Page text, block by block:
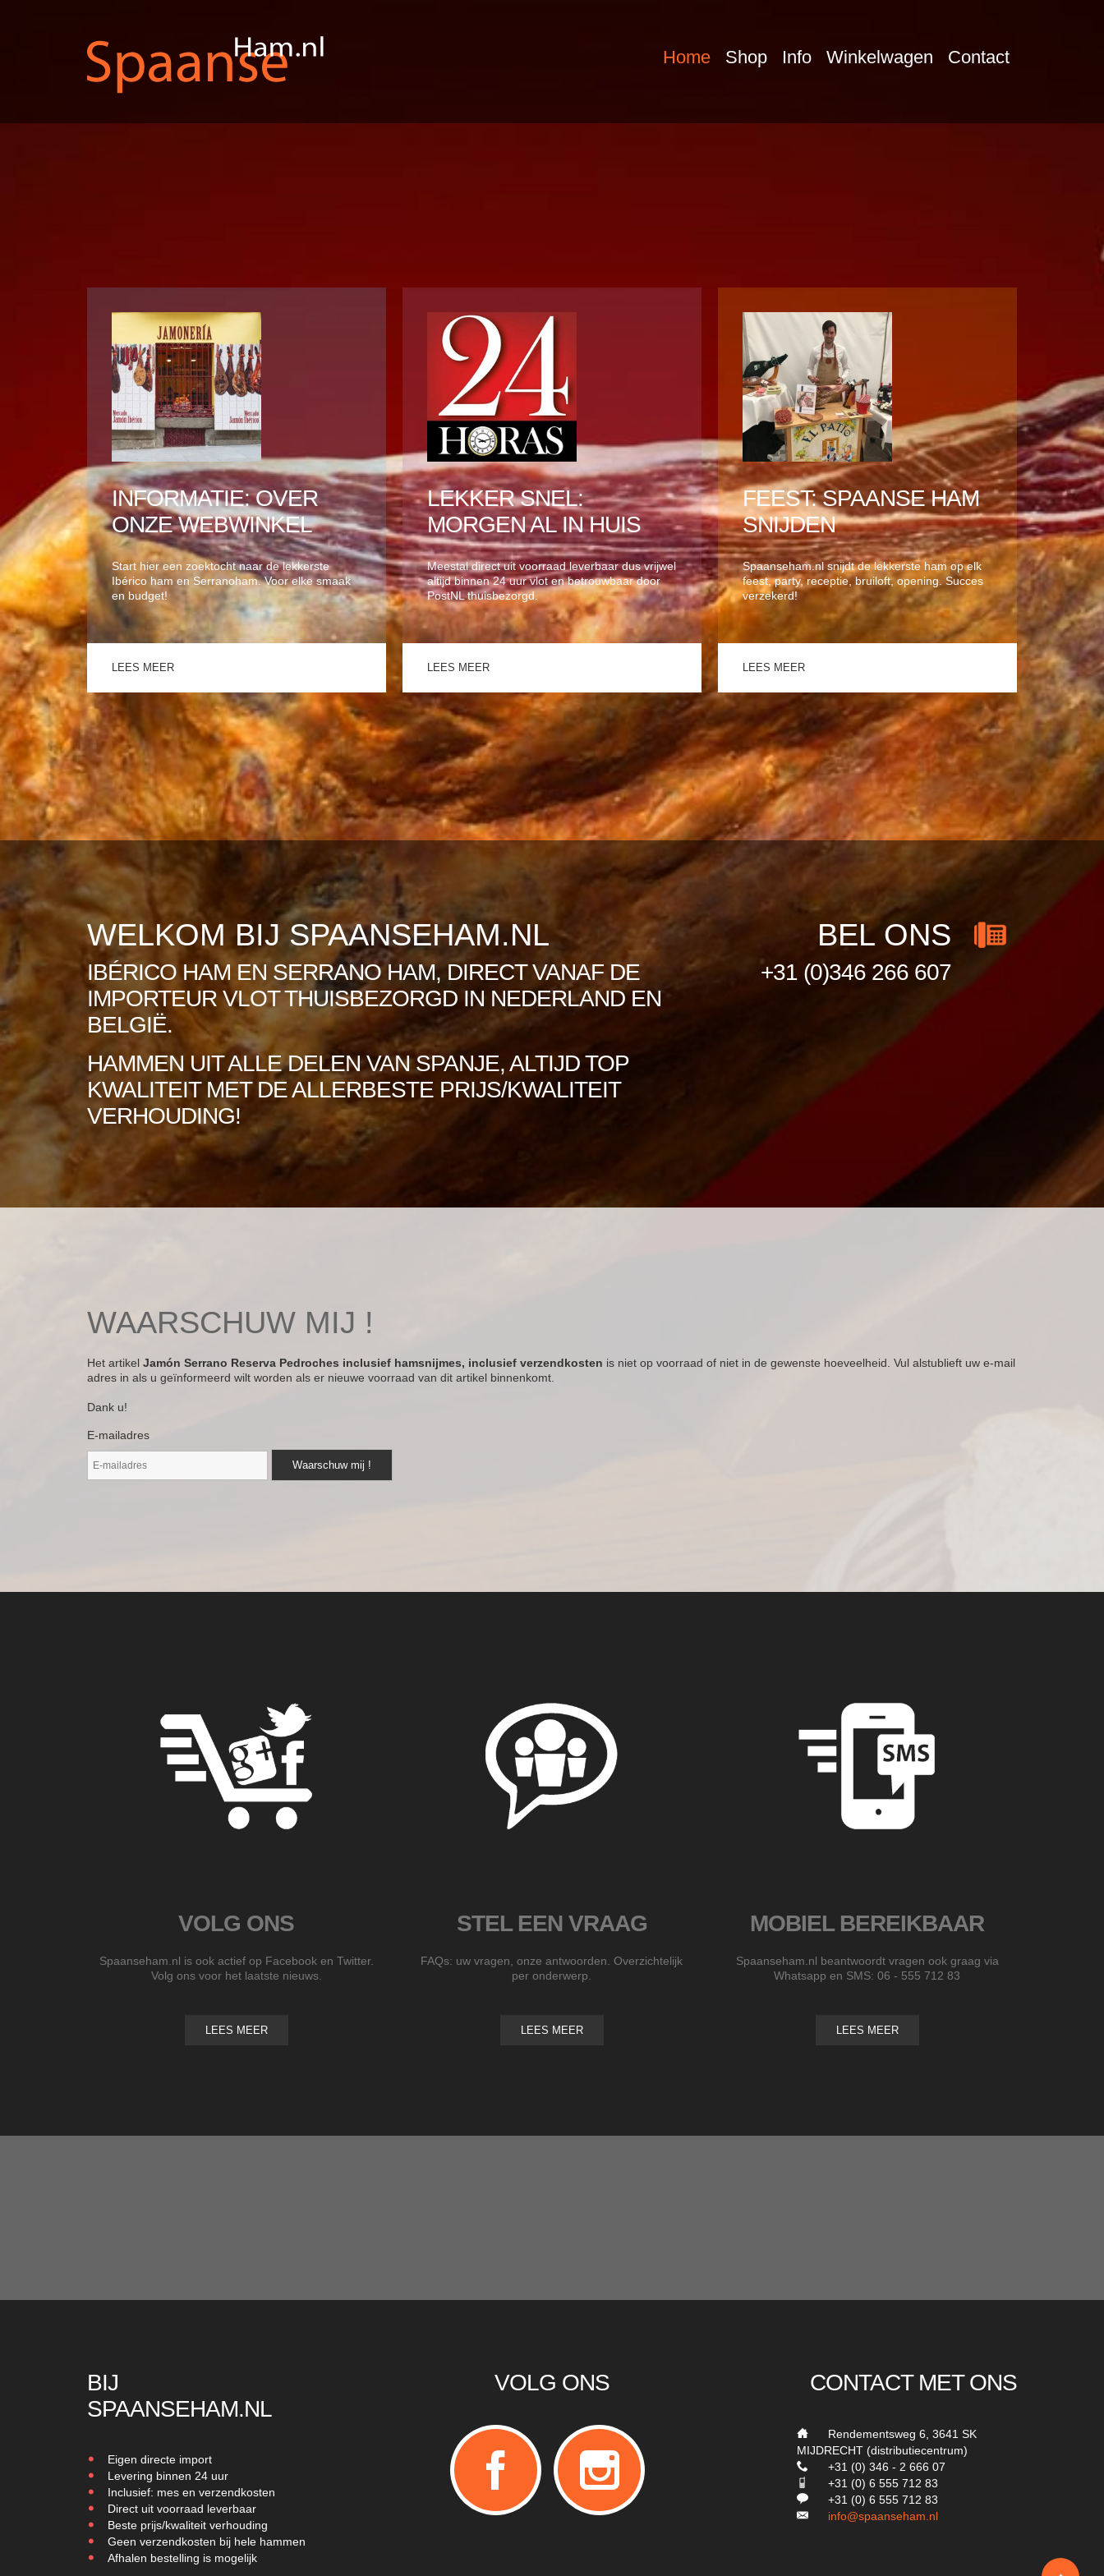
Home Shop Info Winkelwagen Contact
INFORMATIE: OVER
ONZE WEBWINKEL
Start hier een zoektocht naar de lekkerste
Ibérico ham en Serranoham. Voor elke smaak
en budget!
LEES MEER
LEKKER SNEL:
MORGEN AL IN HUIS
Meestal direct uit voorraad leverbaar dus vrijwel
altijd binnen 24 uur vlot en betrouwbaar door
PostNL thuisbezorgd.
LEES MEER
FEEST: SPAANSE HAM
SNIJDEN
Spaanseham.nl snijdt de lekkerste ham op elk
feest, party, receptie, bruiloft, opening. Succes
verzekerd!
LEES MEER
WELKOM BIJ SPAANSEHAM.NL
IBÉRICO HAM EN SERRANO HAM, DIRECT VANAF DE
IMPORTEUR VLOT THUISBEZORGD IN NEDERLAND EN
BELGIË.
HAMMEN UIT ALLE DELEN VAN SPANJE, ALTIJD TOP
KWALITEIT MET DE ALLERBESTE PRIJS/KWALITEIT
VERHOUDING!
BEL ONS
+31 (0)346 266 607
WAARSCHUW MIJ !
Het artikel Jamón Serrano Reserva Pedroches inclusief hamsnijmes, inclusief verzendkosten is niet op voorraad of niet in de gewenste hoeveelheid. Vul alstublieft uw e-mail
adres in als u geïnformeerd wilt worden als er nieuwe voorraad van dit artikel binnenkomt.
Dank u!
E-mailadres
VOLG ONS
Spaanseham.nl is ook actief op Facebook en Twitter.
Volg ons voor het laatste nieuws.
LEES MEER
STEL EEN VRAAG
FAQs: uw vragen, onze antwoorden. Overzichtelijk
per onderwerp.
LEES MEER
MOBIEL BEREIKBAAR
Spaanseham.nl beantwoordt vragen ook graag via
Whatsapp en SMS: 06 - 555 712 83
LEES MEER
BIJ
SPAANSEHAM.NL
Eigen directe import
Levering binnen 24 uur
Inclusief: mes en verzendkosten
Direct uit voorraad leverbaar
Beste prijs/kwaliteit verhouding
Geen verzendkosten bij hele hammen
Afhalen bestelling is mogelijk
VOLG ONS CONTACT MET ONS
Rendementsweg 6, 3641 SK
MIJDRECHT (distributiecentrum)
+31 (0) 346 - 2 666 07
+31 (0) 6 555 712 83
+31 (0) 6 555 712 83
info@spaanseham.nl